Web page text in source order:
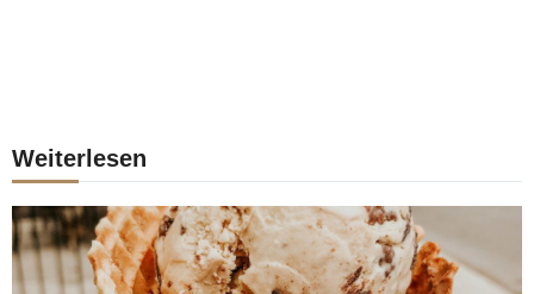
Weiterlesen